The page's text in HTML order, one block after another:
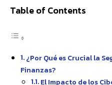
Table of Contents
¿Por Qué es Crucial la
Finanzas?
El Impacto de los